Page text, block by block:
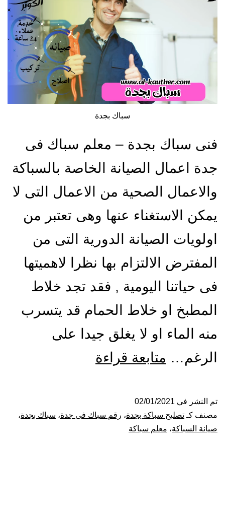
سباك بجدة
فنى سباك بجدة – معلم سباك فى
جدة اعمال الصيانة الخاصة بالسباكة
والاعمال الصحية من الاعمال التى لا
يمكن الاستغناء عنها وهى تعتبر من
اولويات الصيانة الدورية التى من
المفترض الالتزام بها نظرا لاهميتها
فى حياتنا اليومية , فقد تجد خلاط
المطبخ او خلاط الحمام قد يتسرب
منه الماء او لا يغلق جيدا على
الرغم… متابعة قراءة
تم النشر في 02/01/2021
مصنف كـ تصليح سباكة بجدة، رقم سباك فى جدة، سباك بجدة،
صيانة السباكة، معلم سباكة